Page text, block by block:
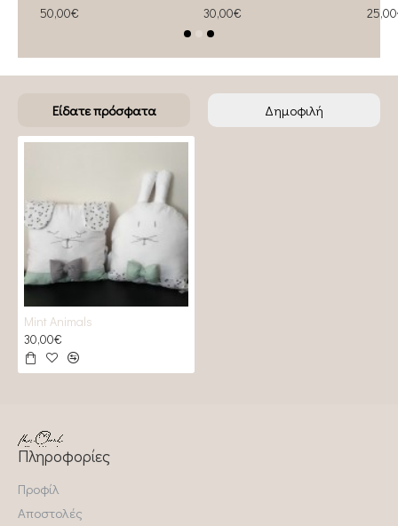
50,00€
30,00€
Είδατε πρόσφατα Δημοφιλή
Mint Animals
30,00€
Πληροφορίες
Προφίλ
Αποστολές